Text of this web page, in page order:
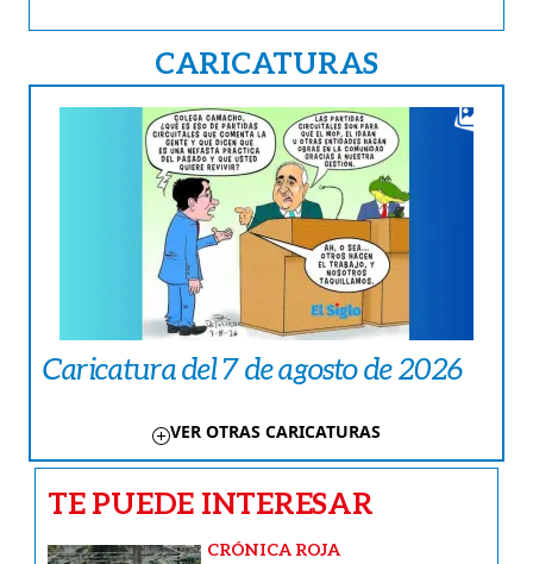
CARICATURAS
Caricatura del 7 de agosto de 2026
VER OTRAS CARICATURAS
TE PUEDE INTERESAR
CRÓNICA ROJA